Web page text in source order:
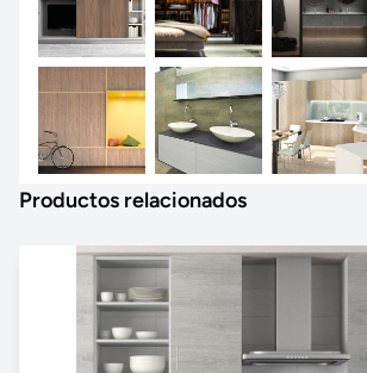
Productos relacionados